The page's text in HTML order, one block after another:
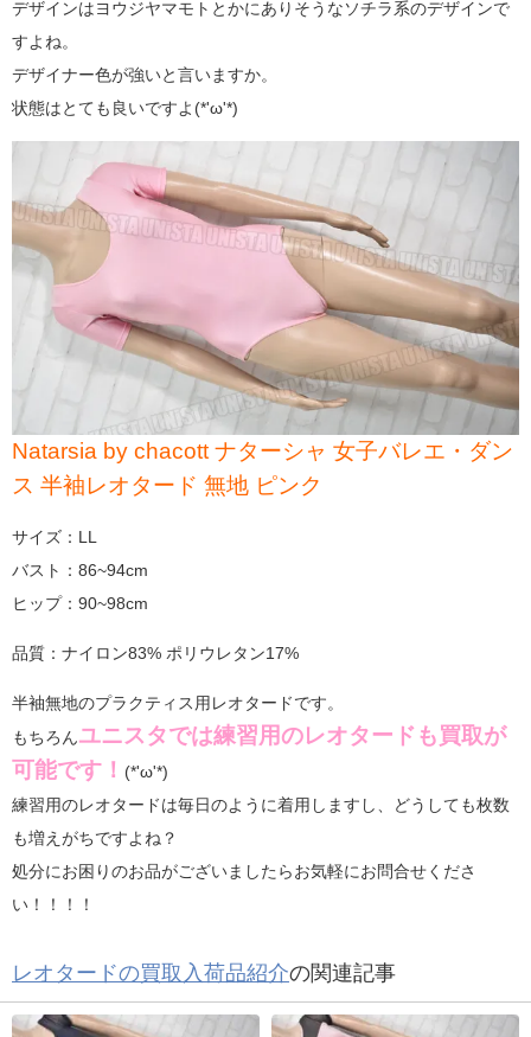
デザインはヨウジヤマモトとかにありそうなソチラ系のデザインで
すよね。
デザイナー色が強いと言いますか。
状態はとても良いですよ(*'ω'*)
Natarsia by chacott ナターシャ 女子バレエ・ダン
ス 半袖レオタード 無地 ピンク
サイズ：LL
バスト：86~94cm
ヒップ：90~98cm
品質：ナイロン83% ポリウレタン17%
半袖無地のプラクティス用レオタードです。
もちろんユニスタでは練習用のレオタードも買取が
可能です！ (*'ω'*)
練習用のレオタードは毎日のように着用しますし、どうしても枚数
も増えがちですよね？
処分にお困りのお品がございましたらお気軽にお問合せくださ
い！！！！
レオタードの買取入荷品紹介の関連記事